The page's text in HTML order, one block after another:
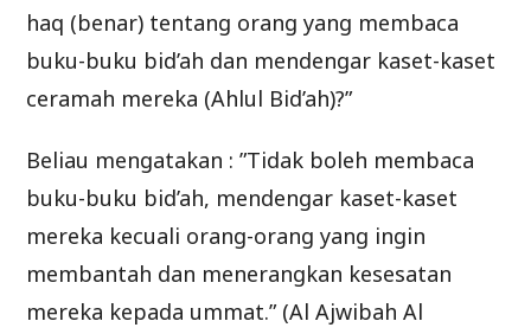
haq (benar) tentang orang yang membaca
buku-buku bid’ah dan mendengar kaset-kaset
ceramah mereka (Ahlul Bid’ah)?”
Beliau mengatakan : ”Tidak boleh membaca
buku-buku bid’ah, mendengar kaset-kaset
mereka kecuali orang-orang yang ingin
membantah dan menerangkan kesesatan
mereka kepada ummat.” (Al Ajwibah Al